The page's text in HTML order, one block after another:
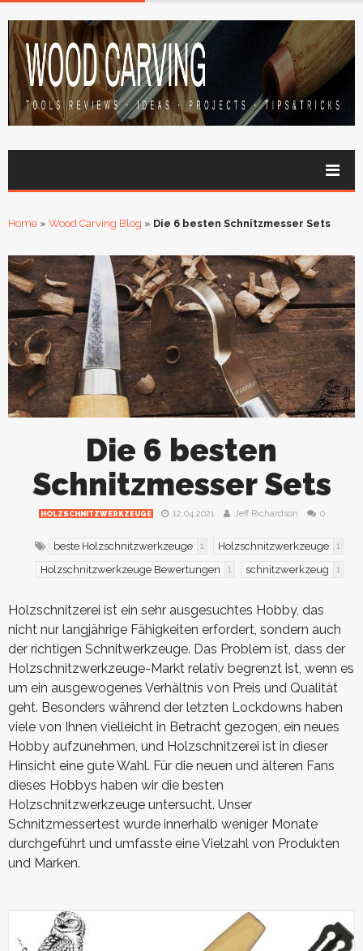
Home » Wood Carving Blog » Die 6 besten Schnitzmesser Sets
Die 6 besten
Schnitzmesser Sets
HOLZSCHNITZWERKZEUGE 12.04.2021 Jeff Richardson 0
beste Holzschnitzwerkzeuge 1 Holzschnitzwerkzeuge 1
Holzschnitzwerkzeuge Bewertungen 1 schnitzwerkzeug 1
Holzschnitzerei ist ein sehr ausgesuchtes Hobby, das
nicht nur langjährige Fähigkeiten erfordert, sondern auch
der richtigen Schnitwerkzeuge. Das Problem ist, dass der
Holzschnitzwerkzeuge-Markt relativ begrenzt ist, wenn es
um ein ausgewogenes Verhältnis von Preis und Qualität
geht. Besonders während der letzten Lockdowns haben
viele von Ihnen vielleicht in Betracht gezogen, ein neues
Hobby aufzunehmen, und Holzschnitzerei ist in dieser
Hinsicht eine gute Wahl. Für die neuen und älteren Fans
dieses Hobbys haben wir die besten
Holzschnitzwerkzeuge untersucht. Unser
Schnitzmessertest wurde innerhalb weniger Monate
durchgeführt und umfasste eine Vielzahl von Produkten
und Marken.